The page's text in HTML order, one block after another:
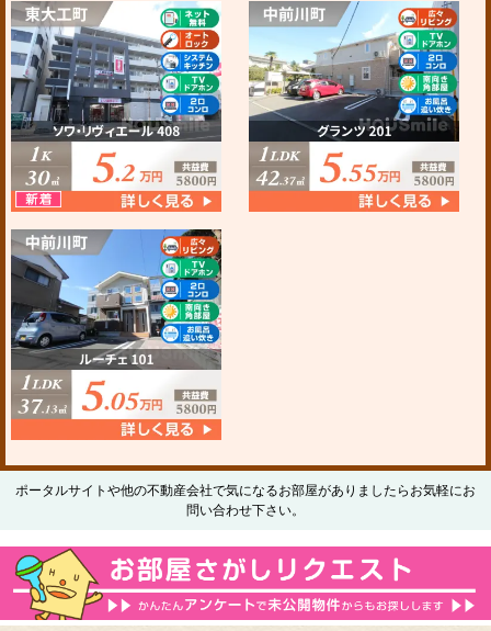
ポータルサイトや他の不動産会社で気になるお部屋がありましたらお気軽にお
問い合わせ下さい。